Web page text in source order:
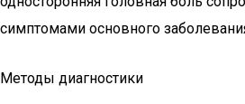
симптомами основного
Методы диагностики